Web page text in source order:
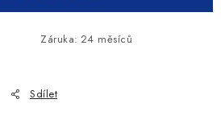
Záruka: 24 měsíců
Sdílet